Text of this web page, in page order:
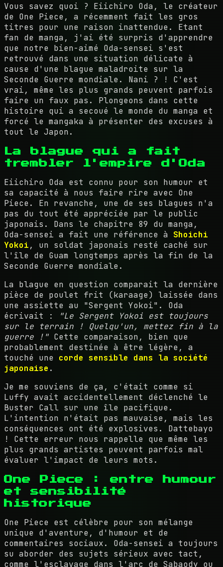
Vous savez quoi ? Eiichiro Oda, le créateur
de One Piece, a récemment fait les gros
titres pour une raison inattendue. Etant
fan de manga, j'ai été surpris d'apprendre
que notre bien-aimé Oda-sensei s'est
retrouvé dans une situation délicate à
cause d'une blague maladroite sur la
Seconde Guerre mondiale. Nani ? ! C'est
vrai, même les plus grands peuvent parfois
faire un faux pas. Plongeons dans cette
histoire qui a secoué le monde du manga et
forcé le mangaka à présenter des excuses à
tout le Japon.
La blague qui a fait
trembler l'empire d'Oda
Eiichiro Oda est connu pour son humour et
sa capacité à nous faire rire avec One
Piece. En revanche, une de ses blagues n'a
pas du tout été appréciée par le public
japonais. Dans le chapitre 89 du manga,
Oda-sensei a fait une référence à Shoichi
Yokoi, un soldat japonais resté caché sur
l'île de Guam longtemps après la fin de la
Seconde Guerre mondiale.
La blague en question comparait la dernière
pièce de poulet frit (karaage) laissée dans
une assiette au "Sergent Yokoi". Oda
écrivait :
"Le Sergent Yokoi est toujours
sur le terrain ! Quelqu'un, mettez fin à la
guerre !" Cette comparaison, bien que
probablement destinée à être légère, a
touché une corde sensible dans la société
japonaise .
Je me souviens de ça, c'était comme si
Luffy avait accidentellement déclenché le
Buster Call sur une île pacifique.
L'intention n'était pas mauvaise, mais les
conséquences ont été explosives. Dattebayo
! Cette erreur nous rappelle que même les
plus grands artistes peuvent parfois mal
évaluer l'impact de leurs mots.
One Piece : entre humour
et sensibilité
historique
One Piece est célèbre pour son mélange
unique d'aventure, d'humour et de
commentaires sociaux. Oda-sensei a toujours
su aborder des sujets sérieux avec tact,
comme l'esclavage dans l'arc de Sabaody ou